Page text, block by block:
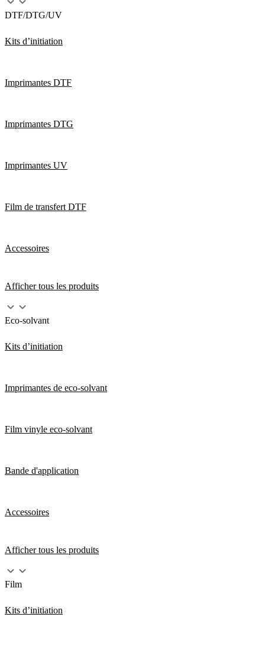
DTF/DTG/UV
Kits d’initiation
Imprimantes DTF
Imprimantes DTG
Imprimantes UV
Film de transfert DTF
Accessoires
Afficher tous les produits
Eco-solvant
Kits d’initiation
Imprimantes de eco-solvant
Film vinyle eco-solvant
Bande d'application
Accessoires
Afficher tous les produits
Film
Kits d’initiation